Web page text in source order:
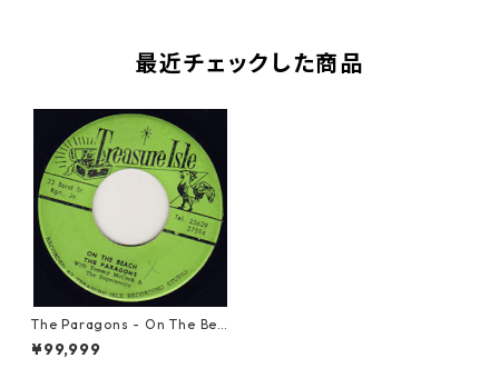
最近チェックした商品
The Paragons - On The Bea
ch【7-21746】
¥99,999